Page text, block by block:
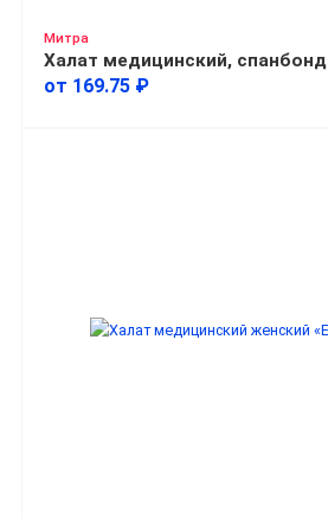
Митра
Халат медицинский, спанбонд
от 169.75 ₽